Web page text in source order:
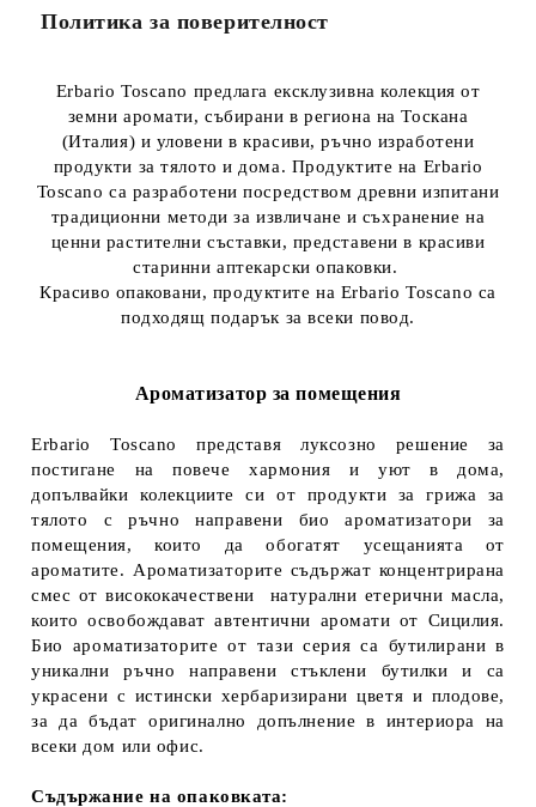
Политика за поверителност
Erbario Toscano предлага ексклузивна колекция от
земни аромати, събирани в региона на Тоскана
(Италия) и уловени в красиви, ръчно изработени
продукти за тялото и дома. Продуктите на Erbario
Toscano са разработени посредством древни изпитани
традиционни методи за извличане и съхранение на
ценни растителни съставки, представени в красиви
старинни аптекарски опаковки.
Красиво опаковани, продуктите на Erbario Toscano са
подходящ подарък за всеки повод.
Ароматизатор за помещения
Erbario Toscano представя луксозно решение за
постигане на повече хармония и уют в дома,
допълвайки колекциите си от продукти за грижа за
тялото с ръчно направени био ароматизатори за
помещения, които да обогатят усещанията от
ароматите. Ароматизаторите съдържат концентрирана
смес от висококачествени натурални етерични масла,
които освобождават автентични аромати от Сицилия.
Био ароматизаторите от тази серия са бутилирани в
уникални ръчно направени стъклени бутилки и са
украсени с истински хербаризирани цветя и плодове,
за да бъдат оригинално допълнение в интериора на
всеки дом или офис.
Съдържание на опаковката: